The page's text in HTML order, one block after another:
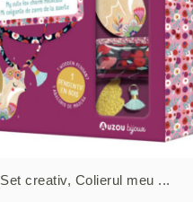
Set creativ, Colierul meu ...